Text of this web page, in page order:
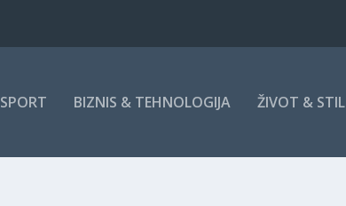
SPORT BIZNIS & TEHNOLOGIJA ŽIVOT & STIL